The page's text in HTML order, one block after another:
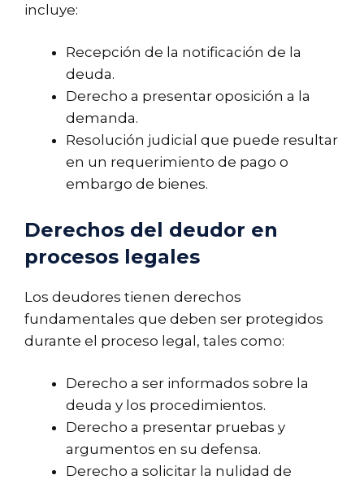
incluye:
Recepción de la notificación de la
deuda.
Derecho a presentar oposición a la
demanda.
Resolución judicial que puede resultar
en un requerimiento de pago o
embargo de bienes.
Derechos del deudor en
procesos legales
Los deudores tienen derechos
fundamentales que deben ser protegidos
durante el proceso legal, tales como:
Derecho a ser informados sobre la
deuda y los procedimientos.
Derecho a presentar pruebas y
argumentos en su defensa.
Derecho a solicitar la nulidad de